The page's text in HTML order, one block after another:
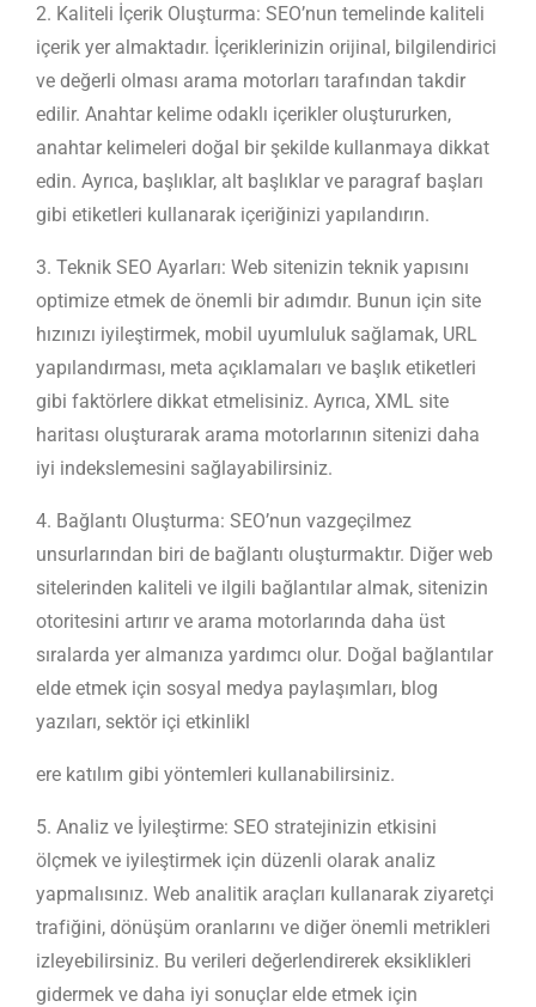
2. Kaliteli İçerik Oluşturma: SEO’nun temelinde kaliteli
içerik yer almaktadır. İçeriklerinizin orijinal, bilgilendirici
ve değerli olması arama motorları tarafından takdir
edilir. Anahtar kelime odaklı içerikler oluştururken,
anahtar kelimeleri doğal bir şekilde kullanmaya dikkat
edin. Ayrıca, başlıklar, alt başlıklar ve paragraf başları
gibi etiketleri kullanarak içeriğinizi yapılandırın.
3. Teknik SEO Ayarları: Web sitenizin teknik yapısını
optimize etmek de önemli bir adımdır. Bunun için site
hızınızı iyileştirmek, mobil uyumluluk sağlamak, URL
yapılandırması, meta açıklamaları ve başlık etiketleri
gibi faktörlere dikkat etmelisiniz. Ayrıca, XML site
haritası oluşturarak arama motorlarının sitenizi daha
iyi indekslemesini sağlayabilirsiniz.
4. Bağlantı Oluşturma: SEO’nun vazgeçilmez
unsurlarından biri de bağlantı oluşturmaktır. Diğer web
sitelerinden kaliteli ve ilgili bağlantılar almak, sitenizin
otoritesini artırır ve arama motorlarında daha üst
sıralarda yer almanıza yardımcı olur. Doğal bağlantılar
elde etmek için sosyal medya paylaşımları, blog
yazıları, sektör içi etkinlikl
ere katılım gibi yöntemleri kullanabilirsiniz.
5. Analiz ve İyileştirme: SEO stratejinizin etkisini
ölçmek ve iyileştirmek için düzenli olarak analiz
yapmalısınız. Web analitik araçları kullanarak ziyaretçi
trafiğini, dönüşüm oranlarını ve diğer önemli metrikleri
izleyebilirsiniz. Bu verileri değerlendirerek eksiklikleri
gidermek ve daha iyi sonuçlar elde etmek için